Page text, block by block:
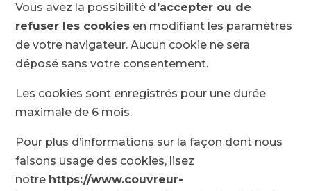
Vous avez la possibilité d’accepter ou de
refuser les cookies en modifiant les paramètres
de votre navigateur. Aucun cookie ne sera
déposé sans votre consentement.
Les cookies sont enregistrés pour une durée
maximale de 6 mois.
Pour plus d’informations sur la façon dont nous
faisons usage des cookies, lisez
notre https://www.couvreur-